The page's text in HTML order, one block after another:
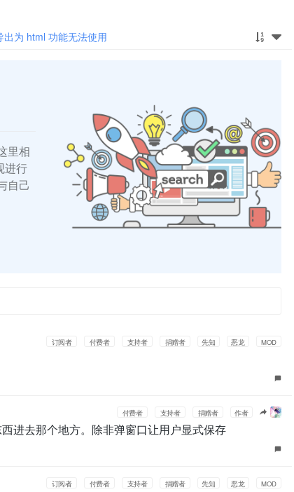
出为 html 功能无法使用
里相
进行
自己
订阅者 付费者 支持者 捐赠者 先知 恶龙 MOD
付费者 支持者 捐赠者 作者
进去那个地方。除非弹窗口让用户显式保存
订阅者 付费者 支持者 捐赠者 先知 恶龙 MOD